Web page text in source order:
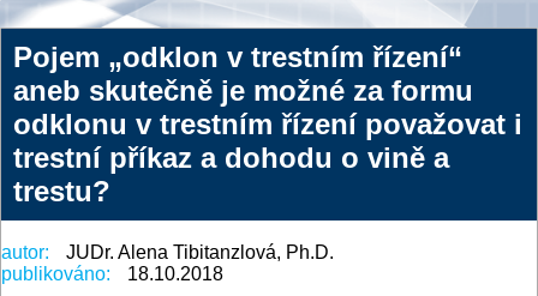
Pojem „odklon v trestním řízení“
aneb skutečně je možné za formu
odklonu v trestním řízení považovat i
trestní příkaz a dohodu o vině a
trestu?
autor:
JUDr. Alena Tibitanzlová, Ph.D.
publikováno:
18.10.2018